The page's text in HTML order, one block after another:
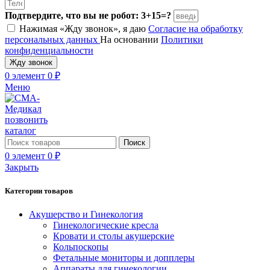
Подтвердите, что вы не робот: 3+15=?
Нажимая «Жду звонок», я даю Согласие на обработку
персональных данных На основании Политики
конфиденциальности
Жду звонок
0 элемент 0 ₽
Меню
позвонить
каталог
Поиск
0 элемент 0 ₽
Закрыть
Категории товаров
Акушерство и Гинекология
Гинекологические кресла
Кровати и столы акушерские
Кольпоскопы
Фетальные мониторы и допплеры